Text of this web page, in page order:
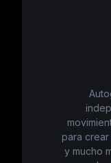
para crear
y mucho